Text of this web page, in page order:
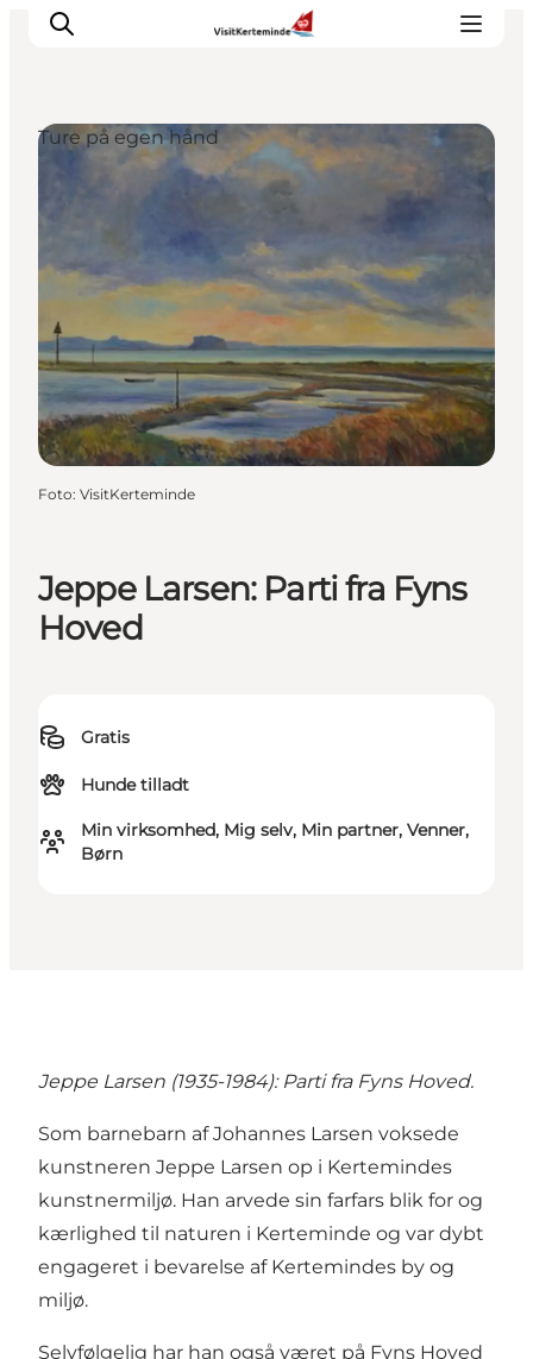
Oplevelser
Spis godt
Sov godt
Planlæg din ferie
Det sker
Sommerbus
Jeppe Larsen: Parti fra Fyns
Hoved
Gratis
Hunde tilladt
Min virksomhed, Mig selv, Min partner, Venner,
Børn
Ture på egen hånd
Foto: VisitKerteminde
Jeppe Larsen (1935-1984): Parti fra Fyns Hoved.
Som barnebarn af Johannes Larsen voksede
kunstneren Jeppe Larsen op i Kertemindes
kunstnermiljø. Han arvede sin farfars blik for og
kærlighed til naturen i Kerteminde og var dybt
engageret i bevarelse af Kertemindes by og
miljø.
Selvfølgelig har han også været på Fyns Hoved